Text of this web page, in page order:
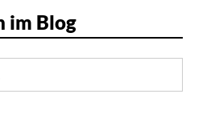
im Blog